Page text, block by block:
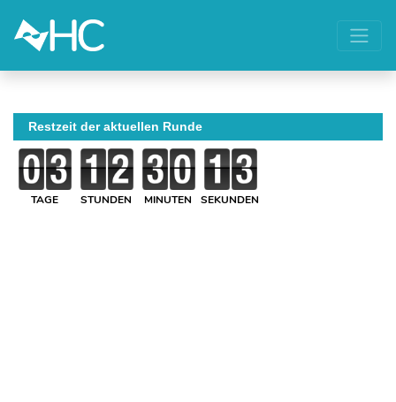
Restzeit der aktuellen Runde
TAGE STUNDEN MINUTEN SEKUNDEN